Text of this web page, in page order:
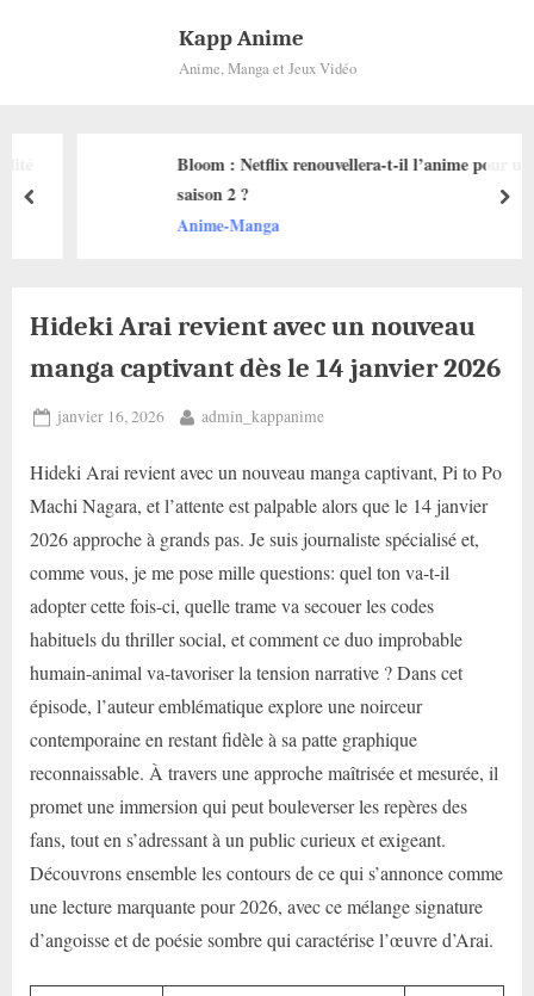
Kapp Anime
Anime, Manga et Jeux Vidéo
Bloom : Netflix renouvellera-t-il l’anime pour une
saison 2 ?
Anime-Manga
prev
Hideki Arai revient avec un nouveau
manga captivant dès le 14 janvier 2026
Posted
janvier 16, 2026 By
admin_kappanime
Hideki Arai revient avec un nouveau manga captivant, Pi to Po
Machi Nagara, et l’attente est palpable alors que le 14 janvier
2026 approche à grands pas. Je suis journaliste spécialisé et,
comme vous, je me pose mille questions: quel ton va-t-il
adopter cette fois-ci, quelle trame va secouer les codes
habituels du thriller social, et comment ce duo improbable
humain-animal va-tavoriser la tension narrative ? Dans cet
épisode, l’auteur emblématique explore une noirceur
contemporaine en restant fidèle à sa patte graphique
reconnaissable. À travers une approche maîtrisée et mesurée, il
promet une immersion qui peut bouleverser les repères des
fans, tout en s’adressant à un public curieux et exigeant.
Découvrons ensemble les contours de ce qui s’annonce comme
une lecture marquante pour 2026, avec ce mélange signature
d’angoisse et de poésie sombre qui caractérise l’œuvre d’Arai.